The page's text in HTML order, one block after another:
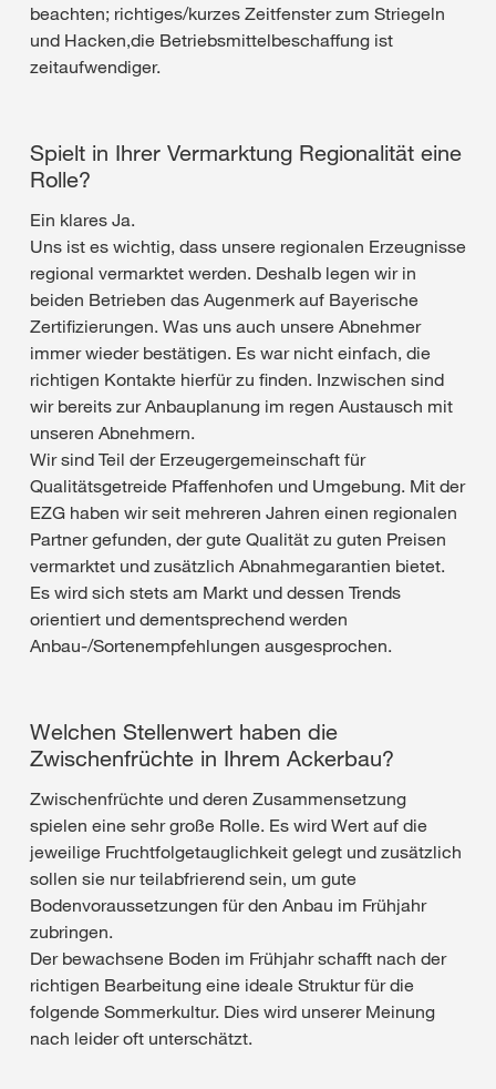
beachten; richtiges/kurzes Zeitfenster zum Striegeln
und Hacken,die Betriebsmittelbeschaffung ist
zeitaufwendiger.
Spielt in Ihrer Vermarktung Regionalität eine
Rolle?
Ein klares Ja.
Uns ist es wichtig, dass unsere regionalen Erzeugnisse
regional vermarktet werden. Deshalb legen wir in
beiden Betrieben das Augenmerk auf Bayerische
Zertifizierungen. Was uns auch unsere Abnehmer
immer wieder bestätigen. Es war nicht einfach, die
richtigen Kontakte hierfür zu finden. Inzwischen sind
wir bereits zur Anbauplanung im regen Austausch mit
unseren Abnehmern.
Wir sind Teil der Erzeugergemeinschaft für
Qualitätsgetreide Pfaffenhofen und Umgebung. Mit der
EZG haben wir seit mehreren Jahren einen regionalen
Partner gefunden, der gute Qualität zu guten Preisen
vermarktet und zusätzlich Abnahmegarantien bietet.
Es wird sich stets am Markt und dessen Trends
orientiert und dementsprechend werden
Anbau-/Sortenempfehlungen ausgesprochen.
Welchen Stellenwert haben die
Zwischenfrüchte in Ihrem Ackerbau?
Zwischenfrüchte und deren Zusammensetzung
spielen eine sehr große Rolle. Es wird Wert auf die
jeweilige Fruchtfolgetauglichkeit gelegt und zusätzlich
sollen sie nur teilabfrierend sein, um gute
Bodenvoraussetzungen für den Anbau im Frühjahr
zubringen.
Der bewachsene Boden im Frühjahr schafft nach der
richtigen Bearbeitung eine ideale Struktur für die
folgende Sommerkultur. Dies wird unserer Meinung
nach leider oft unterschätzt.